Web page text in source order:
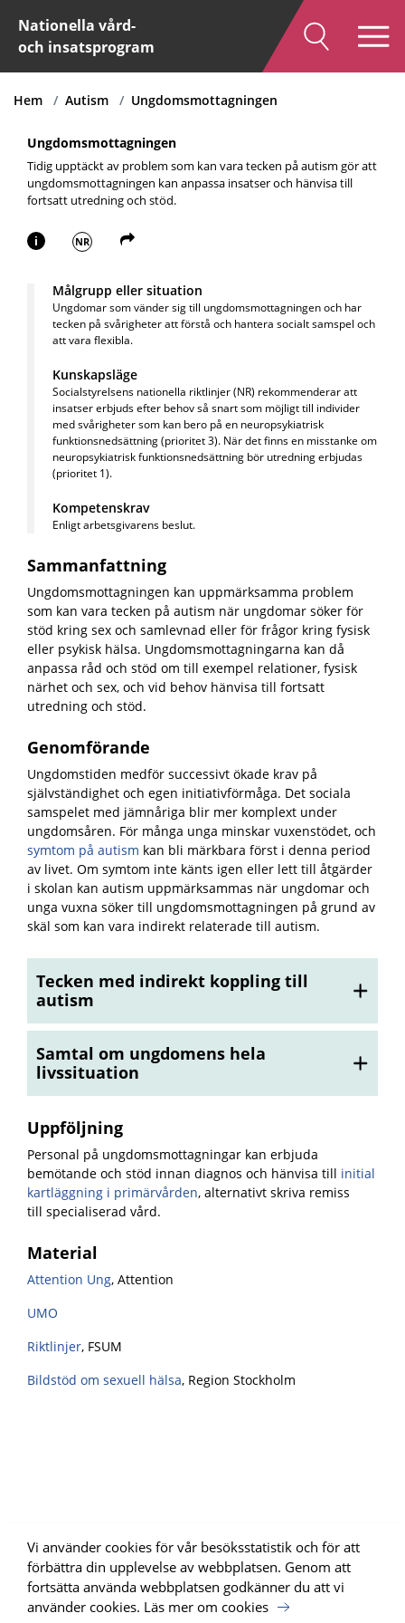
Nationella vård-
och insatsprogram
Hem Autism Ungdomsmottagningen
Ungdomsmottagningen
Tidig upptäckt av problem som kan vara tecken på autism gör att
ungdomsmottagningen kan anpassa insatser och hänvisa till
fortsatt utredning och stöd.
i NR
Målgrupp eller situation
Ungdomar som vänder sig till ungdomsmottagningen och har
tecken på svårigheter att förstå och hantera socialt samspel och
att vara flexibla.
Kunskapsläge
Socialstyrelsens nationella riktlinjer (NR) rekommenderar att
insatser erbjuds efter behov så snart som möjligt till individer
med svårigheter som kan bero på en neuropsykiatrisk
funktionsnedsättning (prioritet 3). När det finns en misstanke om
neuropsykiatrisk funktionsnedsättning bör utredning erbjudas
(prioritet 1).
Kompetenskrav
Enligt arbetsgivarens beslut.
Sammanfattning
Ungdomsmottagningen kan uppmärksamma problem
som kan vara tecken på autism när ungdomar söker för
stöd kring sex och samlevnad eller för frågor kring fysisk
eller psykisk hälsa. Ungdomsmottagningarna kan då
anpassa råd och stöd om till exempel relationer, fysisk
närhet och sex, och vid behov hänvisa till fortsatt
utredning och stöd.
Genomförande
Ungdomstiden medför successivt ökade krav på
självständighet och egen initiativförmåga. Det sociala
samspelet med jämnåriga blir mer komplext under
ungdomsåren. För många unga minskar vuxenstödet, och
symtom på autism kan bli märkbara först i denna period
av livet. Om symtom inte känts igen eller lett till åtgärder
i skolan kan autism uppmärksammas när ungdomar och
unga vuxna söker till ungdomsmottagningen på grund av
skäl som kan vara indirekt relaterade till autism.
Tecken med indirekt koppling till
autism
Samtal om ungdomens hela
livssituation
Uppföljning
Personal på ungdomsmottagningar kan erbjuda
bemötande och stöd innan diagnos och hänvisa till initial
kartläggning i primärvården, alternativt skriva remiss
till specialiserad vård.
Material
Attention Ung, Attention
UMO
Riktlinjer, FSUM
Bildstöd om sexuell hälsa, Region Stockholm
Vi använder cookies för vår besöksstatistik och för att
förbättra din upplevelse av webbplatsen. Genom att
fortsätta använda webbplatsen godkänner du att vi
använder cookies. Läs mer om cookies